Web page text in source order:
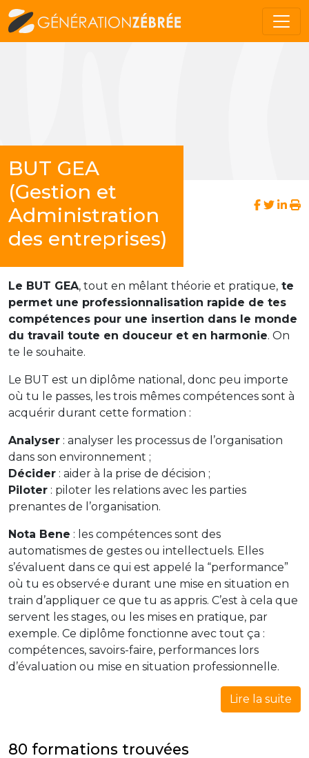
BUT GEA
(Gestion et
Administration
des entreprises)
Le BUT GEA, tout en mêlant théorie et pratique, te
permet une professionnalisation rapide de tes
compétences pour une insertion dans le monde
du travail toute en douceur et en harmonie. On
te le souhaite.
Le BUT est un diplôme national, donc peu importe
où tu le passes, les trois mêmes compétences sont à
acquérir durant cette formation :
Analyser : analyser les processus de l’organisation
dans son environnement ;
Décider : aider à la prise de décision ;
Piloter : piloter les relations avec les parties
prenantes de l’organisation.
Nota Bene : les compétences sont des
automatismes de gestes ou intellectuels. Elles
s’évaluent dans ce qui est appelé la “performance”
où tu es observé·e durant une mise en situation en
train d’appliquer ce que tu as appris. C’est à cela que
servent les stages, ou les mises en pratique, par
exemple. Ce diplôme fonctionne avec tout ça :
compétences, savoirs-faire, performances lors
d’évaluation ou mise en situation professionnelle.
Lire la suite
80 formations trouvées